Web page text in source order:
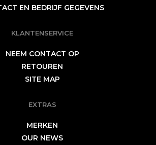
EN BEDRIJF GEGEVENS
KLANTENSERVICE
NEEM CONTACT OP
RETOUREN
SITE MAP
EXTRAS
MERKEN
OUR NEWS